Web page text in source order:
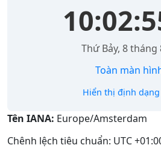
Thứ Bảy, 8 tháng
Toàn màn
Hiển thị định
Tên IANA: Europe/Amsterdam
Chênh lệch tiêu chuẩn: UTC